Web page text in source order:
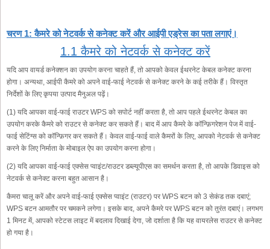
चरण 1: कैमरे को नेटवर्क से कनेक्ट करें और आईपी एड्रेस का पता लगाएं।
1.1 कैमरे को नेटवर्क से कनेक्ट करें
यदि आप वायर्ड कनेक्शन का उपयोग करना चाहते हैं, तो आपको केवल ईथरनेट केबल कनेक्ट करना
होगा। अन्यथा, आईपी कैमरे को अपने वाई-फाई नेटवर्क से कनेक्ट करने के कई तरीके हैं। विस्तृत
निर्देशों के लिए कृपया उत्पाद मैनुअल पढ़ें।
(1) यदि आपका वाई-फाई राउटर WPS को सपोर्ट नहीं करता है, तो आप पहले ईथरनेट केबल का
उपयोग करके कैमरे को राउटर से कनेक्ट कर सकते हैं। बाद में आप कैमरे के कॉन्फ़िगरेशन पेज में वाई-
फाई सेटिंग्स को कॉन्फ़िगर कर सकते हैं। केवल वाई-फाई वाले कैमरों के लिए, आपको नेटवर्क से कनेक्ट
करने के लिए निर्माता के मोबाइल ऐप का उपयोग करना होगा।
(2) यदि आपका वाई-फाई एक्सेस प्वाइंट/राउटर डब्ल्यूपीएस का समर्थन करता है, तो आपके डिवाइस को
नेटवर्क से कनेक्ट करना बहुत आसान है।
कैमरा चालू करें और अपने वाई-फाई एक्सेस प्वाइंट (राउटर) पर WPS बटन को 3 सेकंड तक दबाएं;
WPS बटन आमतौर पर चमकने लगेगा। इसके बाद, अपने कैमरे पर WPS बटन को तुरंत दबाएं। लगभग
1 मिनट में, आपको स्टेटस लाइट में बदलाव दिखाई देगा, जो दर्शाता है कि यह वायरलेस राउटर से कनेक्ट
हो गया है।